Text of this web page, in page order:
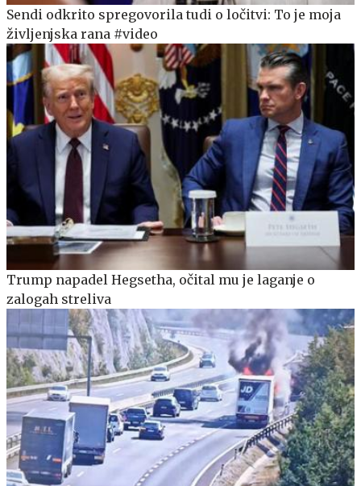
Sendi odkrito spregovorila tudi o ločitvi: To je moja
življenjska rana #video
Trump napadel Hegsetha, očital mu je laganje o
zalogah streliva